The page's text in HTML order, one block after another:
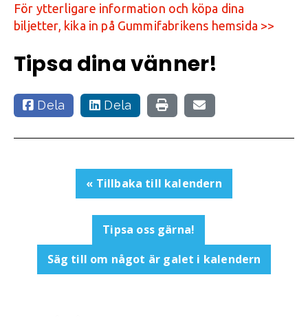
För ytterligare information och köpa dina
biljetter, kika in på Gummifabrikens hemsida >>
Tipsa dina vänner!
Dela Dela
« Tillbaka till kalendern
Tipsa oss gärna!
Säg till om något är galet i kalendern